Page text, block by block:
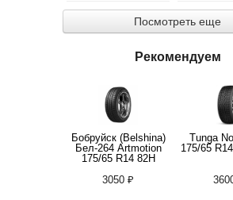
Посмотреть еще
Рекомендуем
Бобруйск (Belshina)
Бел-264 Artmotion
175/65 R14 82H
3050 ₽
Tunga
175/65